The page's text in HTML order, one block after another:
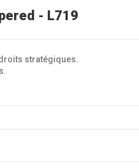
- L719
stratégiques.